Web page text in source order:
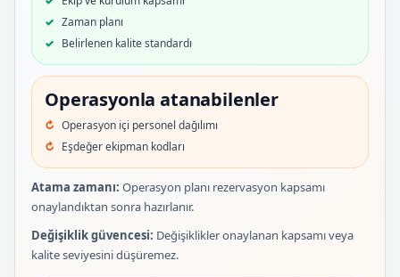
Zaman planı
Belirlenen kalite standardı
Operasyonla atanabilenler
Operasyon içi personel dağılımı
Eşdeğer ekipman kodları
Atama zamanı: Operasyon planı rezervasyon kapsamı
onaylandıktan sonra hazırlanır.
Değişiklik güvencesi: Değişiklikler onaylanan kapsamı veya
kalite seviyesini düşüremez.